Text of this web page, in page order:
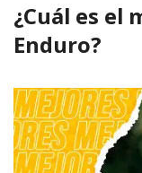
¿Cuál es el
Enduro?